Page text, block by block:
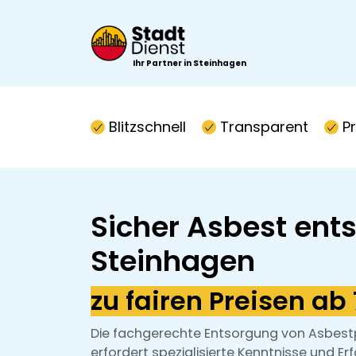
Ihr Partner in Steinhagen
Blitzschnell Transparent
Sicher Asbest
Steinhagen
zu fairen Preisen ab
Die fachgerechte Entsorgung von
erfordert spezialisierte Kenntnisse und